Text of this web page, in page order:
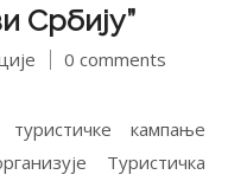
Србију”
0 comments
кампање
Туристичка